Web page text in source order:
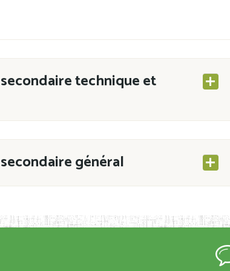
technique et
général
CAB du 21 mars 2011 portant ouverture
immatriculés et inscrits au